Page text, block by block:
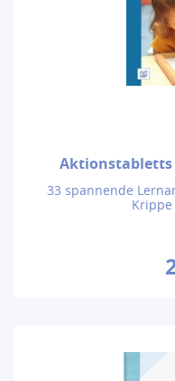
Aktionstabletts
33 spannende